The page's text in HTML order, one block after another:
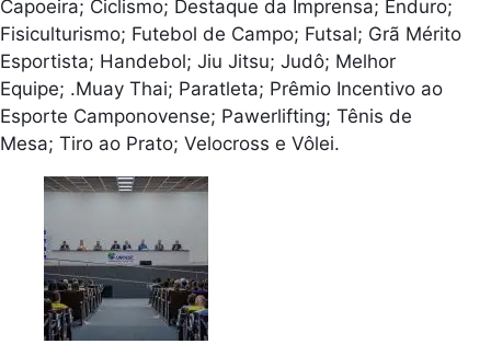
Capoeira; Ciclismo; Destaque da Imprensa; Enduro;
Fisiculturismo; Futebol de Campo; Futsal; Grã Mérito
Esportista; Handebol; Jiu Jitsu; Judô; Melhor
Equipe; .Muay Thai; Paratleta; Prêmio Incentivo ao
Esporte Camponovense; Pawerlifting; Tênis de
Mesa; Tiro ao Prato; Velocross e Vôlei.